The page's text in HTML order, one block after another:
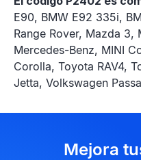
E90, BMW E92 335i,
Range Rover, Mazda 3,
Mercedes-Benz, MINI
Corolla, Toyota RAV4,
Jetta, Volkswagen
Mejora